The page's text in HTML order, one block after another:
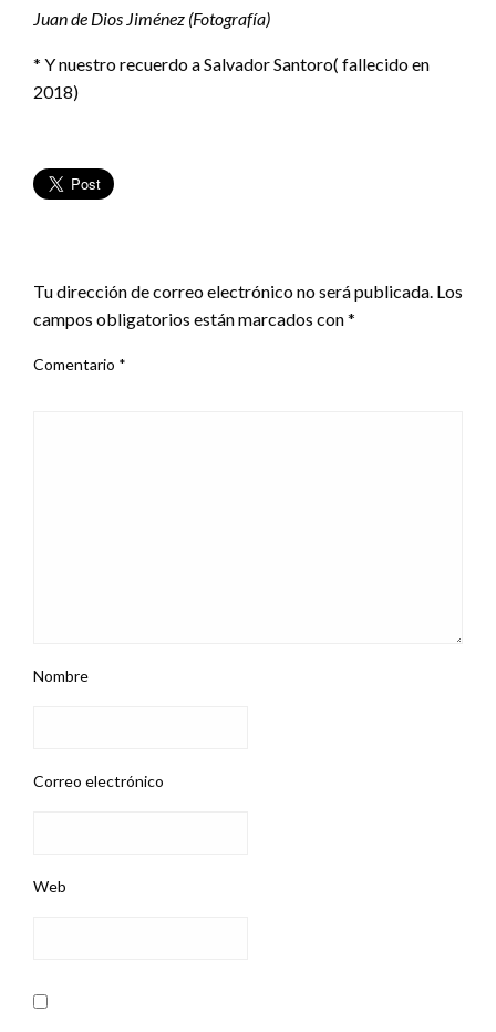
Juan de Dios Jiménez (Fotografía)
* Y nuestro recuerdo a Salvador Santoro( fallecido en
2018)
Tu dirección de correo electrónico no será publicada. Los
campos obligatorios están marcados con*
Comentario *
Nombre
Correo electrónico
Web